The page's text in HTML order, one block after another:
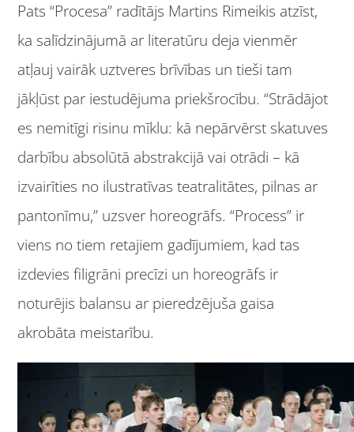
Pats “Procesa” radītājs Martins Rimeikis atzīst,
ka salīdzinājumā ar literatūru deja vienmēr
atļauj vairāk uztveres brīvības un tieši tam
jākļūst par iestudējuma priekšrocību. “Strādājot
es nemitīgi risinu mīklu: kā nepārvērst skatuves
darbību absolūtā abstrakcijā vai otrādi – kā
izvairīties no ilustratīvas teatralitātes, pilnas ar
pantonīmu,” uzsver horeogrāfs. “Process” ir
viens no tiem retajiem gadījumiem, kad tas
izdevies filigrāni precīzi un horeogrāfs ir
noturējis balansu ar pieredzējuša gaisa
akrobāta meistarību.